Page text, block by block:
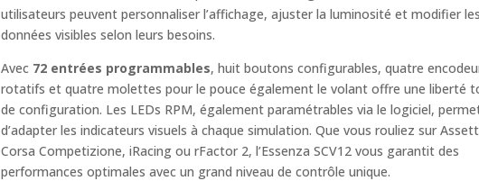
utilisateurs peuvent personnaliser l’affichage, ajuster la luminosité et modifier
données visibles selon leurs besoins.
Avec 72 entrées programmables, huit boutons configurables, quatre
rotatifs et quatre molettes pour le pouce également le volant offre une liberté
de configuration. Les LEDs RPM, également paramétrables via le logiciel,
d’adapter les indicateurs visuels à chaque simulation. Que vous rouliez sur
Corsa Competizione, iRacing ou rFactor 2, l’Essenza SCV12 vous garantit des
performances optimales avec un grand niveau de contrôle unique.